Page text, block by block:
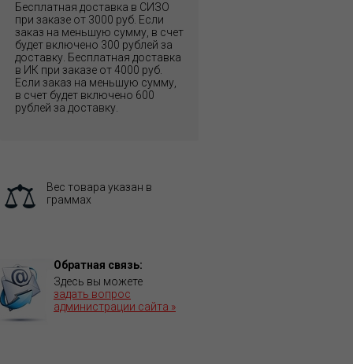
Бесплатная доставка в СИЗО
при заказе от 3000 руб. Если
заказ на меньшую сумму, в счет
будет включено 300 рублей за
доставку. Бесплатная доставка
в ИК при заказе от 4000 руб.
Если заказ на меньшую сумму,
в счет будет включено 600
рублей за доставку.
Вес товара указан в
граммах
Обратная связь:
Здесь вы можете
задать вопрос
администрации сайта »